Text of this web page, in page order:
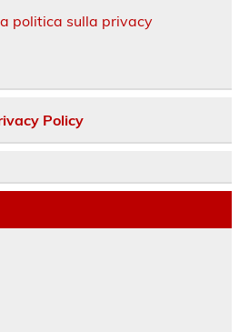
politica sulla privacy
Policy